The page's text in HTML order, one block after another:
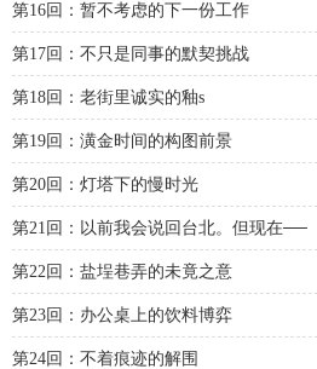
第16回：暂不考虑的下一份工作
第17回：不只是同事的默契挑战
第18回：老街里诚实的釉s
第19回：潢金时间的构图前景
第20回：灯塔下的慢时光
第21回：以前我会说回台北。但现在──
第22回：盐埕巷弄的未竟之意
第23回：办公桌上的饮料博弈
第24回：不着痕迹的解围